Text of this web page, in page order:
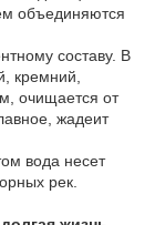
объединяются
составу. В
кремний,
очищается от
жадеит
вода несет
рек.